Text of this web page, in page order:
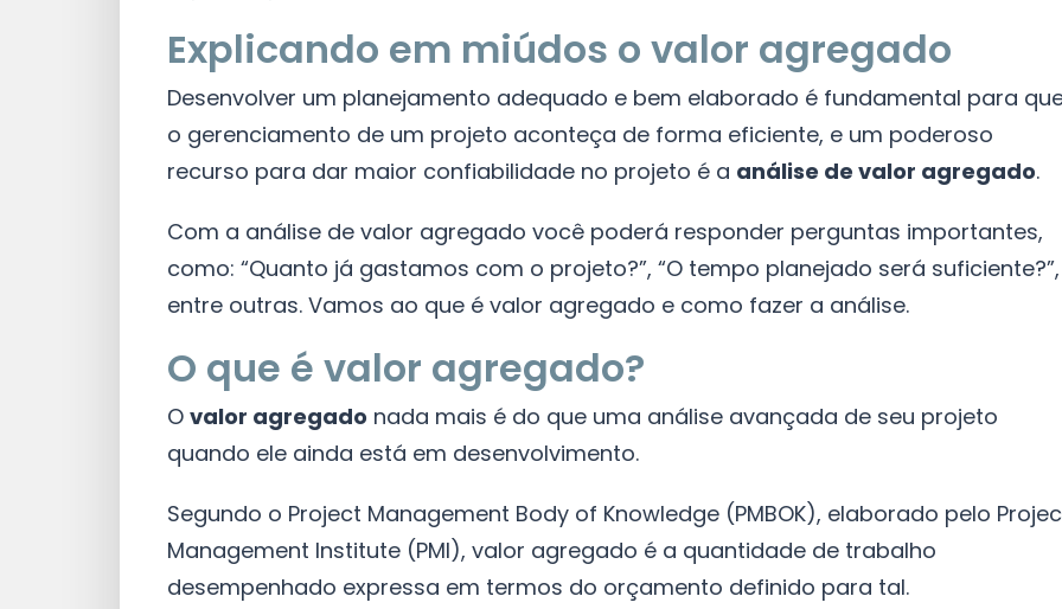
Explicando em miúdos o valor agregado
Desenvolver um planejamento adequado e bem elaborado é fundamental para
o gerenciamento de um projeto aconteça de forma eficiente, e um poderoso
recurso para dar maior confiabilidade no projeto é a análise de valor agregado.
Com a análise de valor agregado você poderá responder perguntas importantes,
como: “Quanto já gastamos com o projeto?”, “O tempo planejado será suficiente?”,
entre outras. Vamos ao que é valor agregado e como fazer a análise.
O que é valor agregado?
O valor agregado nada mais é do que uma análise avançada de seu projeto
quando ele ainda está em desenvolvimento.
Segundo o Project Management Body of Knowledge (PMBOK), elaborado pelo
Management Institute (PMI), valor agregado é a quantidade de trabalho
desempenhado expressa em termos do orçamento definido para tal.